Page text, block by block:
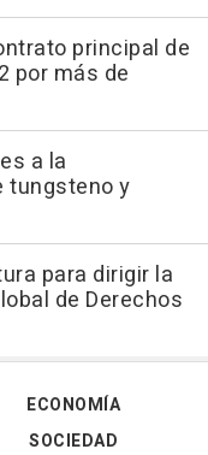
principal de
por más de
a la
tungsteno y
para dirigir la
de Derechos
ECONOMÍA
SOCIEDAD